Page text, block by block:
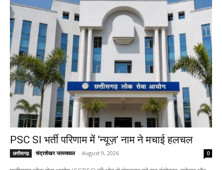
PSC SI भर्ती परिणाम में ‘न्यूज़’ नाम ने मचाई हलचल
छत्तीसगढ़ चंद्रशेखर जायसवाल - August 9, 2026 0